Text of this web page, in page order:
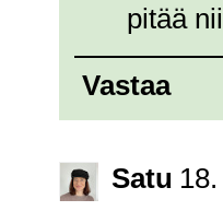
pitää
Vastaa
Satu